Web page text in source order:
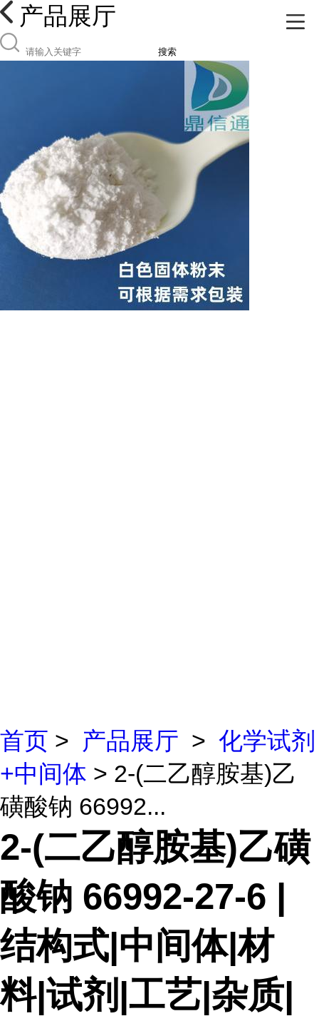
产品展厅
搜索
首页 > 产品展厅 > 化学试剂
+中间体 > 2-(二乙醇胺基)乙
磺酸钠 66992...
2-(二乙醇胺基)乙磺
酸钠 66992-27-6 |
结构式|中间体|材
料|试剂|工艺|杂质|